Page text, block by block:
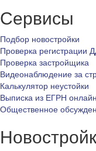
Сервисы
Подбор новостройки
Проверка регистрации
Проверка застройщика
Видеонаблюдение за
Калькулятор неустойки
Выписка из ЕГРН онлайн
Общественное